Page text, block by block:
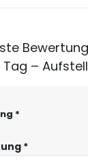
Bewertung
–
*
*